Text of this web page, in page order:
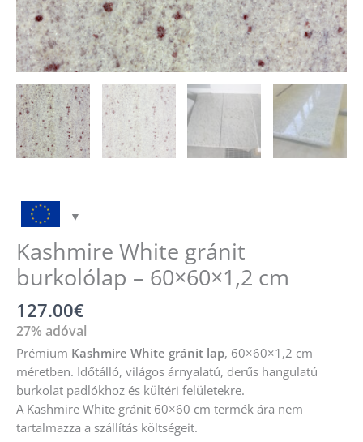
Kashmire White gránit
burkolólap – 60×60×1,2 cm
127.00€
27% adóval
Prémium Kashmire White gránit lap, 60×60×1,2 cm
méretben. Időtálló, világos árnyalatú, derűs hangulatú
burkolat padlókhoz és kültéri felületekre.
A Kashmire White gránit 60×60 cm termék ára nem
tartalmazza a szállítás költségeit.